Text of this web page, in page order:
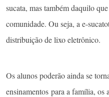
sucata, mas também daquilo
comunidade. Ou seja, a e-
distribuição de lixo eletrônico.
Os alunos poderão ainda se
ensinamentos para a família,